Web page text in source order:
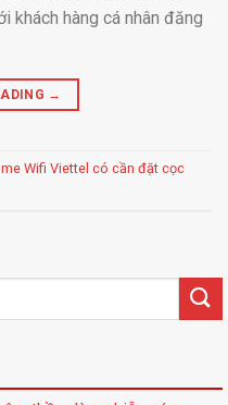
khách hàng cá nhân đăng
→
Wifi Viettel có cần đặt cọc